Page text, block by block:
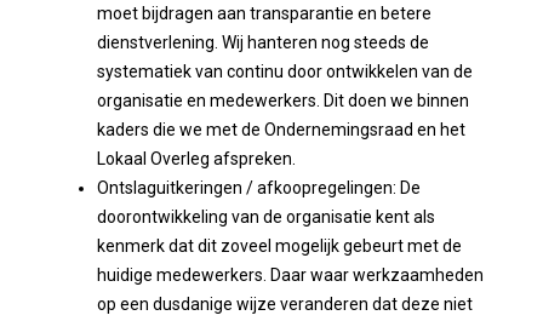
moet bijdragen aan transparantie en betere
dienstverlening. Wij hanteren nog steeds de
systematiek van continu door ontwikkelen van de
organisatie en medewerkers. Dit doen we binnen
kaders die we met de Ondernemingsraad en het
Lokaal Overleg afspreken.
Ontslaguitkeringen / afkoopregelingen: De
doorontwikkeling van de organisatie kent als
kenmerk dat dit zoveel mogelijk gebeurt met de
huidige medewerkers. Daar waar werkzaamheden
op een dusdanige wijze veranderen dat deze niet